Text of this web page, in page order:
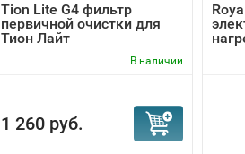
Tion Lite G4 фильтр
первичной очистки для
Тион Лайт
В наличии
1 260 руб.